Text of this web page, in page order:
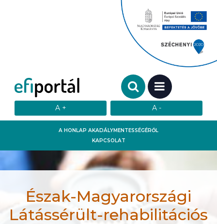
A HONLAP AKADÁLYMENTESSÉGÉRŐL
KAPCSOLAT
Keresendő szó:
MENÜ
Észak-Magyarországi
Látássérült-rehabilitációs